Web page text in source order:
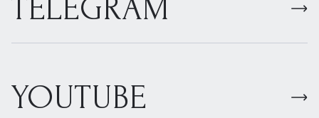
TELEGRAM
YOUTUBE